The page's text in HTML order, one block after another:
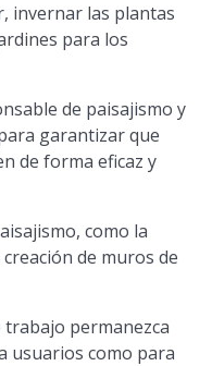
invernar las plantas
para los
de paisajismo y
garantizar que
de forma eficaz y
como la
de muros de
permanezca
usuarios como para